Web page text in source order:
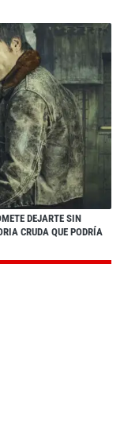
DEJARTE SIN
CRUDA QUE PODRÍA